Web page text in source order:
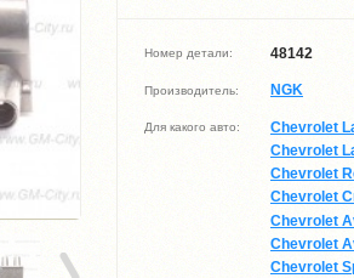
Номер детали: 48142
Производитель: NGK
Для какого авто:
Chevrolet
Chevrolet
Chevrolet
Chevrolet
Chevrolet
Chevrolet
Chevrolet